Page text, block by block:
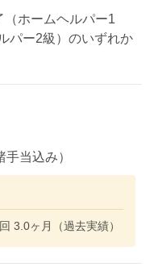
ホームヘルパー1
パー2級）のいずれか
当込み）
3.0ヶ月（過去実績）